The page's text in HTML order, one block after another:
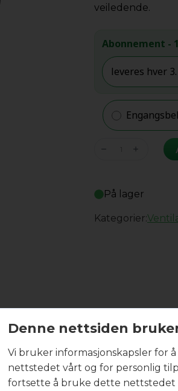
veiledende.
Abonnement -
Villavent/
Pleat
juli
På lager
Kategorier:
til boligventilasjonsaggregatet
ventilasjonsanlegget.. Alle
Denne nettsiden
Vi bruker informasjonskapsler for
nettstedet vårt og for personlig
fortsette å bruke dette nettstedet